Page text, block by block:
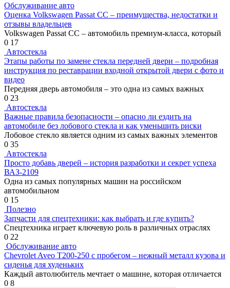
Обслуживание авто
Оценка Volkswagen Passat CC – преимущества, недостатки и
отзывы владельцев
Volkswagen Passat CC – автомобиль премиум-класса, который
0 17
Автостекла
Этапы работы по замене стекла передней двери – подробная
инструкция по реставрации входной открытой двери с фото и
видео
Передняя дверь автомобиля – это одна из самых важных
0 23
Автостекла
Важные правила безопасности – опасно ли ездить на
автомобиле без лобового стекла и как уменьшить риски
Лобовое стекло является одним из самых важных элементов
0 35
Автостекла
Просто добавь дверей – история разработки и секрет успеха
ВАЗ-2109
Одна из самых популярных машин на российском
автомобильном
0 15
Полезно
Запчасти для спецтехники: как выбрать и где купить?
Спецтехника играет ключевую роль в различных отраслях
0 22
Обслуживание авто
Chevrolet Aveo Т200-250 с пробегом – нежный металл кузова и
сиденья для худеньких
Каждый автолюбитель мечтает о машине, которая отличается
0 8